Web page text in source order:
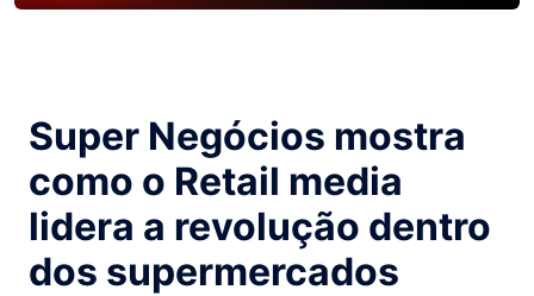
Super Negócios mostra
como o Retail media
lidera a revolução dentro
dos supermercados